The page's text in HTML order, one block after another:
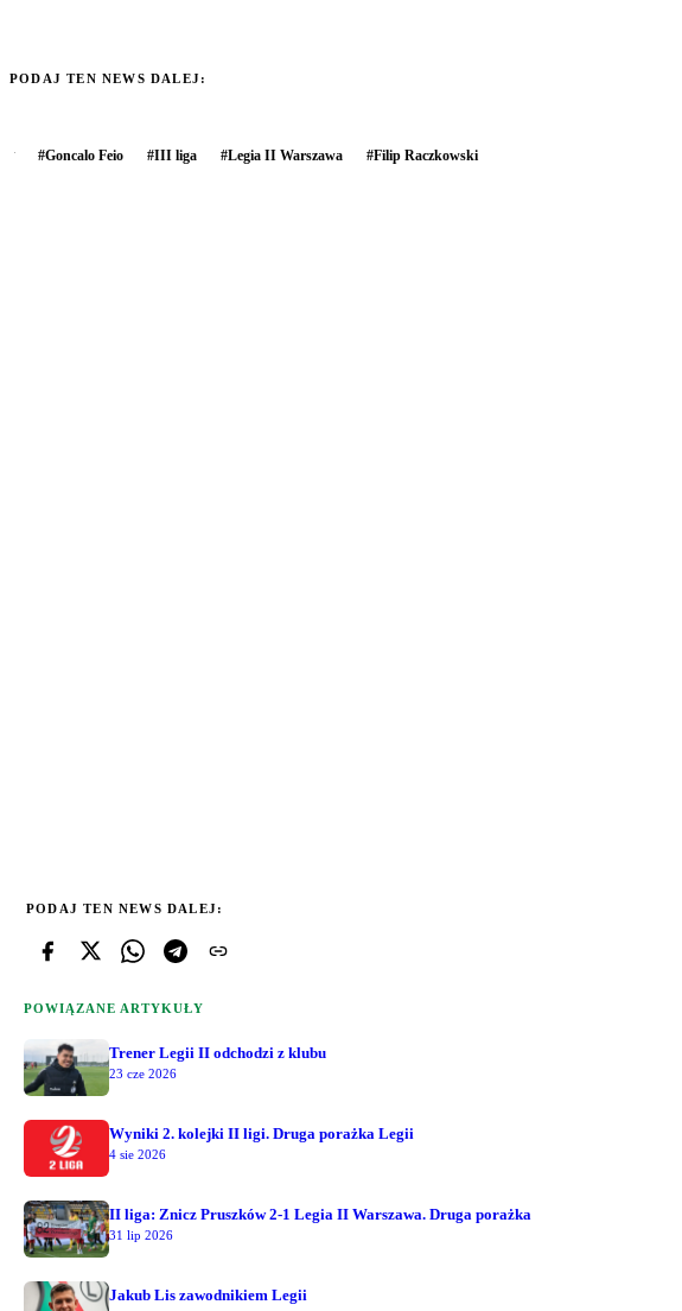
PODAJ TEN NEWS DALEJ:
#Goncalo Feio #III liga #Legia II Warszawa #Filip Raczkowski
PODAJ TEN NEWS DALEJ:
POWIĄZANE ARTYKUŁY
Trener Legii II odchodzi z klubu
23 cze 2026
Wyniki 2. kolejki II ligi. Druga porażka Legii
4 sie 2026
II liga: Znicz Pruszków 2-1 Legia II Warszawa. Druga porażka
31 lip 2026
Jakub Lis zawodnikiem Legii